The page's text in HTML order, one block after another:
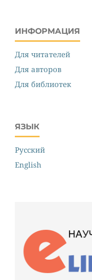
ИНФОРМАЦИЯ
Для читателей
Для авторов
Для библиотек
ЯЗЫК
Русский
English